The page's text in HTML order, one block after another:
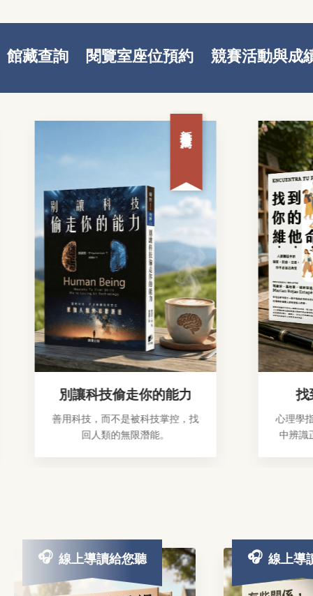
館藏查詢 閱覽室座位預約 競賽活動與成
別讓科技偷走你的能力
善用科技，而不是被科技掌控，找
回人類的無限潛能。
找到
心理學指南，
中辨識正能
線上導讀給您聽 線上導